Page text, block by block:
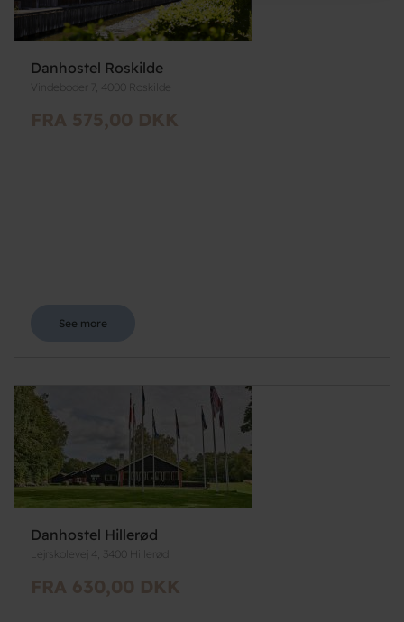
Danhostel Roskilde
Vindeboder 7, 4000 Roskilde
FRA 575,00 DKK
See more
Danhostel Hillerød
Lejrskolevej 4, 3400 Hillerød
FRA 630,00 DKK